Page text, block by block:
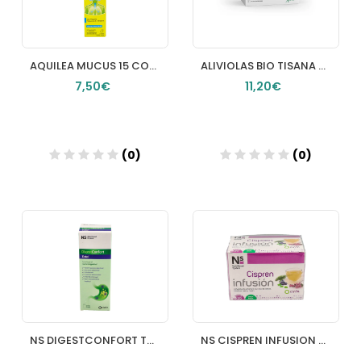
AQUILEA MUCUS 15 COMPRIMIDOS EFERVESCENTES
7,50€
(0)
ALIVIOLAS BIO TISANA 20 FILTROS
11,20€
(0)
NS DIGESTCONFORT TOTAL GOTAS 1 ENVASE 50 ML SABOR NEUTRO NS CISPREN INFUSION 20 SOBRES 15 G SABOR MENTA